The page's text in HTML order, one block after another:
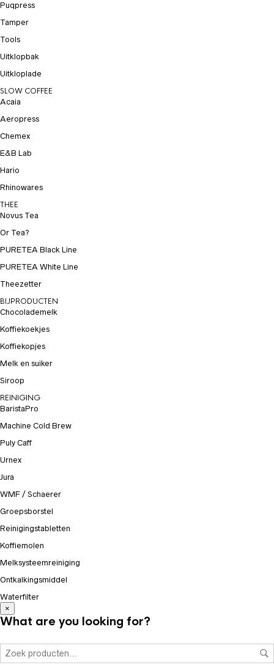
Puqpress
Tamper
Tools
Uitklopbak
Uitkloplade
SLOW COFFEE
Acaia
Aeropress
Chemex
E&B Lab
Hario
Rhinowares
THEE
Novus Tea
Or Tea?
PURETEA Black Line
PURETEA White Line
Theezetter
BIJPRODUCTEN
Chocolademelk
Koffiekoekjes
Koffiekopjes
Melk en suiker
Siroop
REINIGING
BaristaPro
Machine Cold Brew
Puly Caff
Urnex
Jura
WMF / Schaerer
Groepsborstel
Reinigingstabletten
Koffiemolen
Melksysteemreiniging
Ontkalkingsmiddel
Waterfilter
×
What are you looking for?